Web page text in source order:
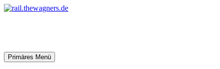
Zum
Suchen
Primäres Menü